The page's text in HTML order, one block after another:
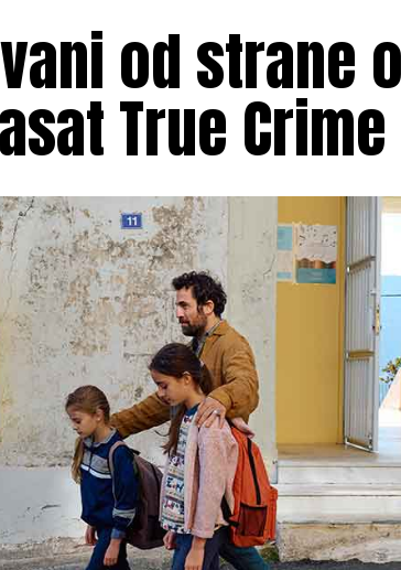
od strane
True Crime